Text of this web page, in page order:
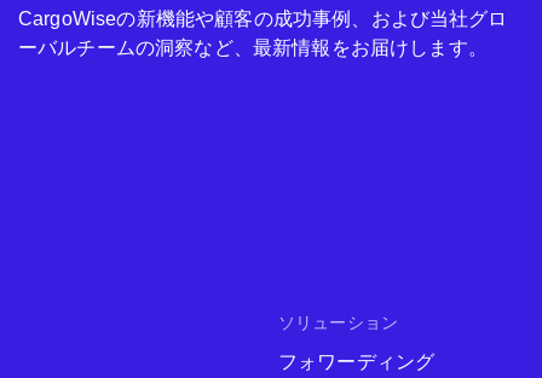
ソリューション
フォワーディング
CargoWiseの新機能や顧客の成功事例、および当社グロ
ーバルチームの洞察など、最新情報をお届けします。